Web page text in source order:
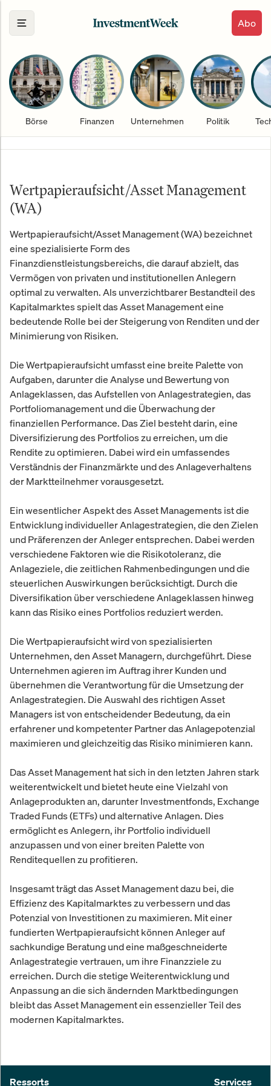
Abo
Börse Finanzen Unternehmen Politik
Wertpapieraufsicht/Asset Management
(WA)
Wertpapieraufsicht/Asset Management (WA) bezeichnet
eine spezialisierte Form des
Finanzdienstleistungsbereichs, die darauf abzielt, das
Vermögen von privaten und institutionellen Anlegern
optimal zu verwalten. Als unverzichtbarer Bestandteil des
Kapitalmarktes spielt das Asset Management eine
bedeutende Rolle bei der Steigerung von Renditen und der
Minimierung von Risiken.
Die Wertpapieraufsicht umfasst eine breite Palette von
Aufgaben, darunter die Analyse und Bewertung von
Anlageklassen, das Aufstellen von Anlagestrategien, das
Portfoliomanagement und die Überwachung der
finanziellen Performance. Das Ziel besteht darin, eine
Diversifizierung des Portfolios zu erreichen, um die
Rendite zu optimieren. Dabei wird ein umfassendes
Verständnis der Finanzmärkte und des Anlageverhaltens
der Marktteilnehmer vorausgesetzt.
Ein wesentlicher Aspekt des Asset Managements ist die
Entwicklung individueller Anlagestrategien, die den Zielen
und Präferenzen der Anleger entsprechen. Dabei werden
verschiedene Faktoren wie die Risikotoleranz, die
Anlageziele, die zeitlichen Rahmenbedingungen und die
steuerlichen Auswirkungen berücksichtigt. Durch die
Diversifikation über verschiedene Anlageklassen hinweg
kann das Risiko eines Portfolios reduziert werden.
Die Wertpapieraufsicht wird von spezialisierten
Unternehmen, den Asset Managern, durchgeführt. Diese
Unternehmen agieren im Auftrag ihrer Kunden und
übernehmen die Verantwortung für die Umsetzung der
Anlagestrategien. Die Auswahl des richtigen Asset
Managers ist von entscheidender Bedeutung, da ein
erfahrener und kompetenter Partner das Anlagepotenzial
maximieren und gleichzeitig das Risiko minimieren kann.
Das Asset Management hat sich in den letzten Jahren stark
weiterentwickelt und bietet heute eine Vielzahl von
Anlageprodukten an, darunter Investmentfonds, Exchange
Traded Funds (ETFs) und alternative Anlagen. Dies
ermöglicht es Anlegern, ihr Portfolio individuell
anzupassen und von einer breiten Palette von
Renditequellen zu profitieren.
Insgesamt trägt das Asset Management dazu bei, die
Effizienz des Kapitalmarktes zu verbessern und das
Potenzial von Investitionen zu maximieren. Mit einer
fundierten Wertpapieraufsicht können Anleger auf
sachkundige Beratung und eine maßgeschneiderte
Anlagestrategie vertrauen, um ihre Finanzziele zu
erreichen. Durch die stetige Weiterentwicklung und
Anpassung an die sich ändernden Marktbedingungen
bleibt das Asset Management ein essenzieller Teil des
modernen Kapitalmarktes.
Ressorts Services